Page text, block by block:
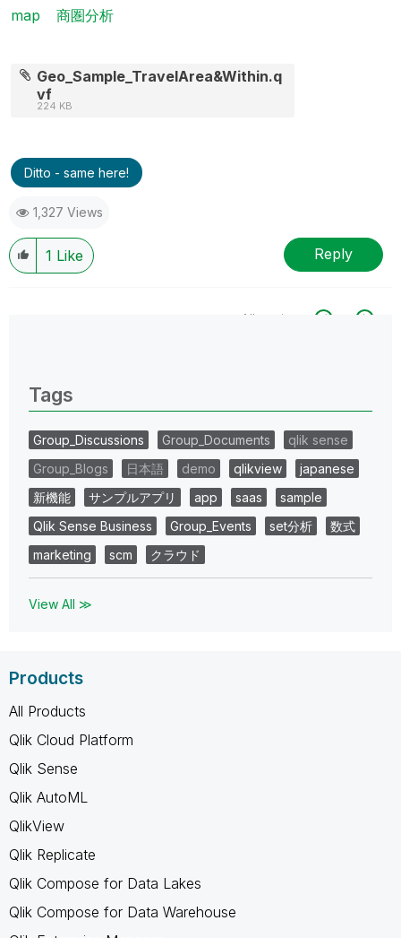
map
商圏分析
Geo_Sample_TravelArea&Within.q
vf
224 KB
Ditto - same here!
1,327 Views
1 Like Reply
All topics
Tags
Group_Discussions Group_Documents
qlik sense
Group_Blogs
日本語 demo qlikview
japanese
新機能
サンプルアプリ app saas
sample
Qlik Sense Business
Group_Events set分析
数式
marketing
scm クラウド
View All ≫
Products
All Products
Qlik Cloud Platform
Qlik Sense
Qlik AutoML
QlikView
Qlik Replicate
Qlik Compose for Data Lakes
Qlik Compose for Data Warehouse